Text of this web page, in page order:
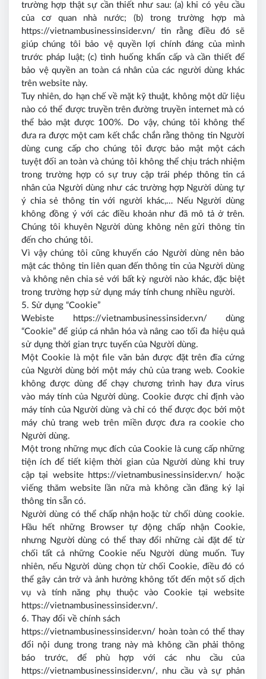
trường hợp thật sự cần thiết như sau: (a) khi có yêu cầu
của cơ quan nhà nước; (b) trong trường hợp mà
https://vietnambusinessinsider.vn/ tin rằng điều đó sẽ
giúp chúng tôi bảo vệ quyền lợi chính đáng của mình
trước pháp luật; (c) tình huống khẩn cấp và cần thiết để
bảo vệ quyền an toàn cá nhân của các người dùng khác
trên website này.
Tuy nhiên, do hạn chế về mặt kỹ thuật, không một dữ liệu
nào có thể được truyền trên đường truyền internet mà có
thể bảo mật được 100%. Do vậy, chúng tôi không thể
đưa ra được một cam kết chắc chắn rằng thông tin Người
dùng cung cấp cho chúng tôi được bảo mật một cách
tuyệt đối an toàn và chúng tôi không thể chịu trách nhiệm
trong trường hợp có sự truy cập trái phép thông tin cá
nhân của Người dùng như các trường hợp Người dùng tự
ý chia sẻ thông tin với người khác,… Nếu Người dùng
không đồng ý với các điều khoản như đã mô tả ở trên.
Chúng tôi khuyên Người dùng không nên gửi thông tin
đến cho chúng tôi.
Vì vậy chúng tôi cũng khuyến cáo Người dùng nên bảo
mật các thông tin liên quan đến thông tin của Người dùng
và không nên chia sẻ với bất kỳ người nào khác, đặc biệt
trong trường hợp sử dụng máy tính chung nhiều người.
5. Sử dụng “Cookie”
Webiste https://vietnambusinessinsider.vn/ dùng
“Cookie” để giúp cá nhân hóa và nâng cao tối đa hiệu quả
sử dụng thời gian trực tuyến của Người dùng.
Một Cookie là một file văn bản được đặt trên đĩa cứng
của Người dùng bởi một máy chủ của trang web. Cookie
không được dùng để chạy chương trình hay đưa virus
vào máy tính của Người dùng. Cookie được chỉ định vào
máy tính của Người dùng và chỉ có thể được đọc bởi một
máy chủ trang web trên miền được đưa ra cookie cho
Người dùng.
Một trong những mục đích của Cookie là cung cấp những
tiện ích để tiết kiệm thời gian của Người dùng khi truy
cập tại website https://vietnambusinessinsider.vn/ hoặc
viếng thăm website lần nữa mà không cần đăng ký lại
thông tin sẵn có.
Người dùng có thể chấp nhận hoặc từ chối dùng cookie.
Hầu hết những Browser tự động chấp nhận Cookie,
nhưng Người dùng có thể thay đổi những cài đặt để từ
chối tất cả những Cookie nếu Người dùng muốn. Tuy
nhiên, nếu Người dùng chọn từ chối Cookie, điều đó có
thể gây cản trở và ảnh hưởng không tốt đến một số dịch
vụ và tính năng phụ thuộc vào Cookie tại website
https://vietnambusinessinsider.vn/.
6. Thay đổi về chính sách
https://vietnambusinessinsider.vn/ hoàn toàn có thể thay
đổi nội dung trong trang này mà không cần phải thông
báo trước, để phù hợp với các nhu cầu của
https://vietnambusinessinsider.vn/, nhu cầu và sự phản